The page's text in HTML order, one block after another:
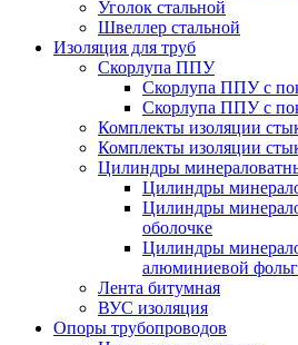
Уголок стальной
Швеллер стальной
Изоляция для труб
Скорлупа ППУ
Скорлупа ППУ с
Скорлупа ППУ с
Комплекты изоляции
Комплекты изоляции
Цилиндры
Цилиндры
Цилиндры
оболочке
Цилиндры
алюминиевой
Лента битумная
ВУС изоляция
Опоры трубопроводов